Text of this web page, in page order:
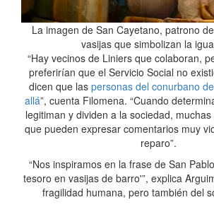
La imagen de San Cayetano, patrono
vasijas que simbolizan la
“Hay vecinos de Liniers que colaboran,
preferirían que el Servicio Social no
dicen que las personas del conurbano
allá”, cuenta Filomena. “Cuando
legitiman y dividen a la sociedad,
que pueden expresar comentarios muy
reparo”.
“Nos inspiramos en la frase de San
tesoro en vasijas de barro'”, explica
fragilidad humana, pero también del